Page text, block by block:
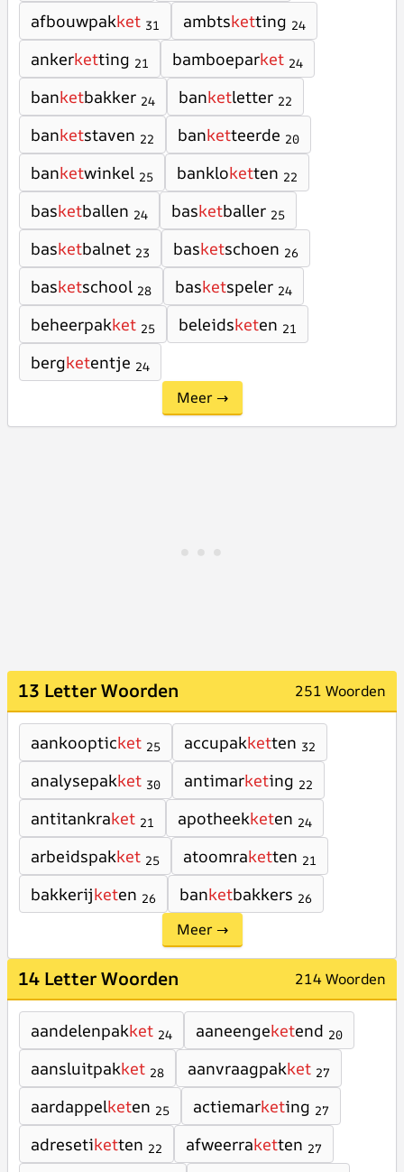
afbouwpakket 31 ambtsketting 24
ankerketting 21 bamboeparket 24
banketbakker 24 banketletter 22
banketstaven 22 banketteerde 20
banketwinkel 25 bankloketten 22
basketballen 24 basketballer 25
basketbalnet 23 basketschoen 26
basketschool 28 basketspeler 24
beheerpakket 25 beleidsketen 21
bergketentje 24
Meer →
13 Letter Woorden 251 Woorden
aankoopticket 25 accupakketten 32
analysepakket 30 antimarketing 22
antitankraket 21 apotheekketen 24
arbeidspakket 25 atoomraketten 21
bakkerijketen 26 banketbakkers 26
Meer →
14 Letter Woorden 214 Woorden
aandelenpakket 24 aaneengeketend 20
aansluitpakket 28 aanvraagpakket 27
aardappelketen 25 actiemarketing 27
adresetiketten 22 afweerraketten 27